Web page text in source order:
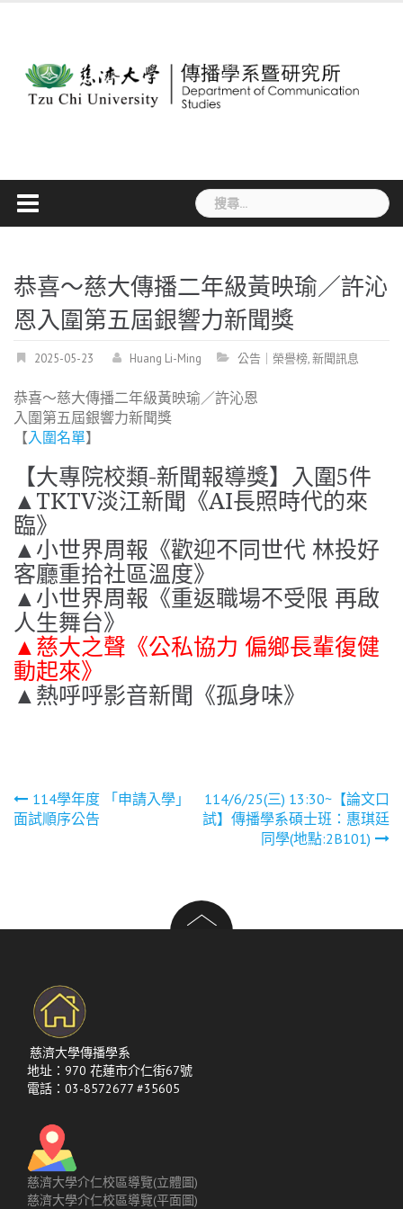
搜
尋
字:
恭喜～慈大傳播二年級黃映瑜／許沁
恩入圍第五屆銀響力新聞獎
2025-05-23 Huang Li-Ming 公告｜榮譽榜,新聞訊息
恭喜～慈大傳播二年級黃映瑜／許沁恩
入圍第五屆銀響力新聞獎
【 入圍名單】
【大專院校類-新聞報導獎】入圍5件
▲TKTV淡江新聞《AI長照時代的來
臨》
▲小世界周報《歡迎不同世代 林投好
客廳重拾社區溫度》
▲小世界周報《重返職場不受限 再啟
人生舞台》
▲慈大之聲《公私協力 偏鄉長輩復健
動起來》
▲熱呼呼影音新聞《孤身味》
文
覽
114學年度 「申請入學」
面試順序公告
114/6/25(三) 13:30~【論文口
試】傳播學系碩士班：惠琪廷
同學(地點:2B101)
慈濟大學傳播學系
地址：970 花蓮市介仁街67號
電話：03-8572677 #35605
慈濟大學介仁校區導覽(立體圖)
慈濟大學介仁校區導覽(平面圖)